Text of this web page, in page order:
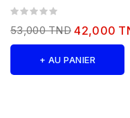
53,000 TND 42,000
+ AU PANIER